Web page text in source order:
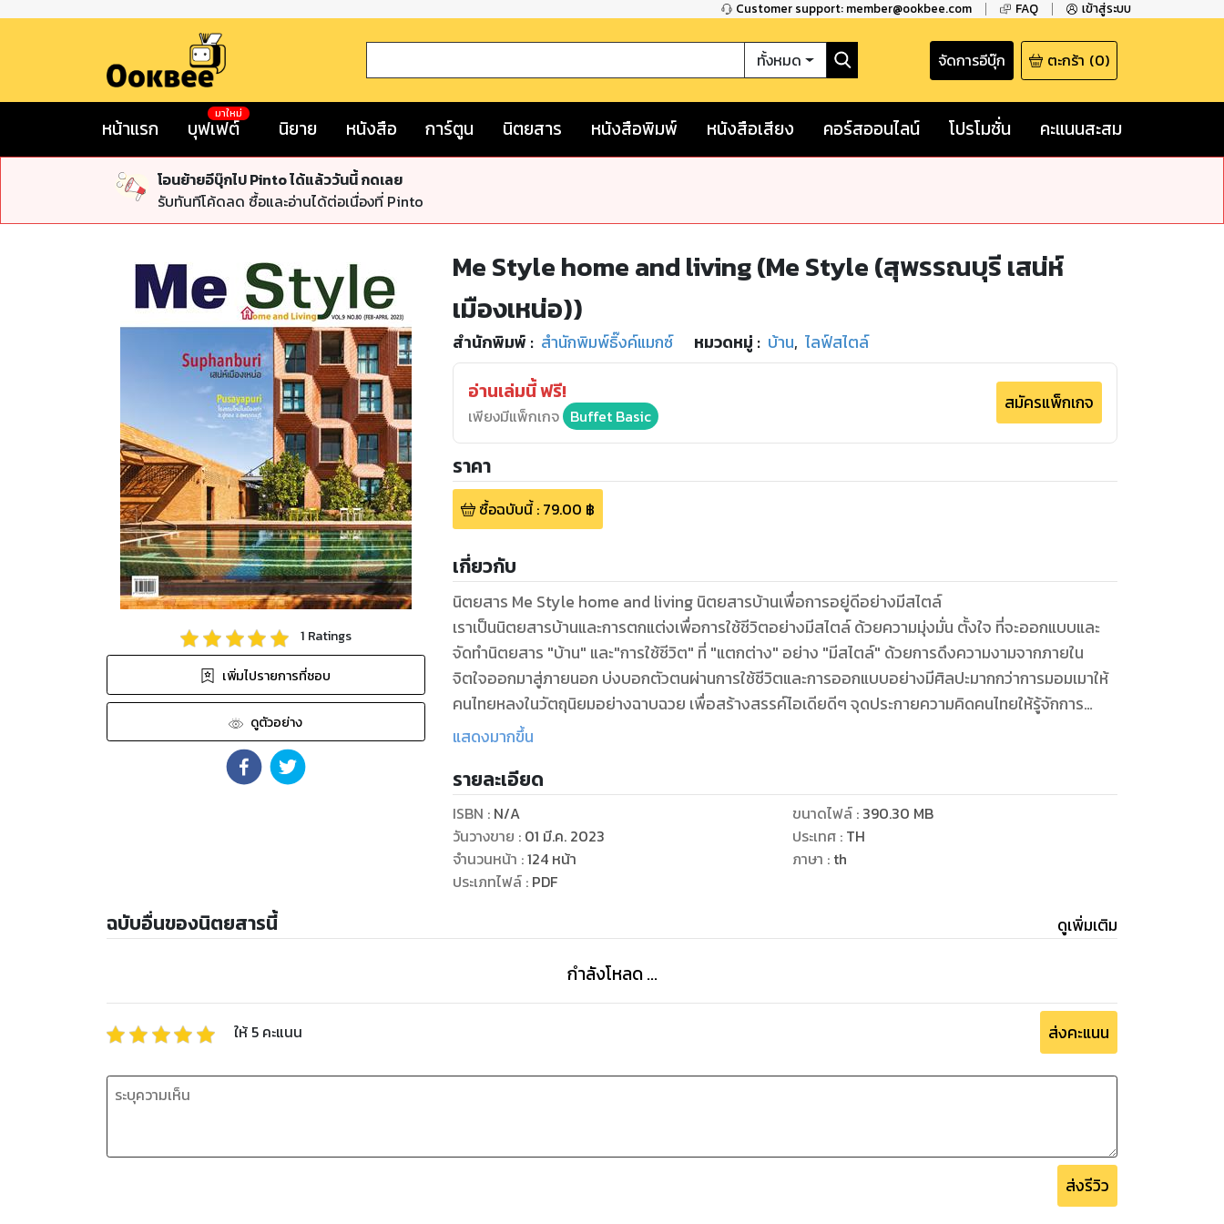
Customer support: member@ookbee.com FAQ เข้าสู่ระบบ
ทั้งหมด จัดการอีบุ๊ก ตะกร้า (0)
หน้าแรก บุฟเฟต์
มาใหม่
นิยาย หนังสือ การ์ตูน นิตยสาร หนังสือพิมพ์ หนังสือเสียง คอร์สออนไลน์ โปรโมชั่น คะแนนสะสม
โอนย้ายอีบุ๊กไป Pinto ได้แล้ววันนี้ กดเลย
รับทันทีโค้ดลด ซื้อและอ่านได้ต่อเนื่องที่ Pinto
1 Ratings
เพิ่มไปรายการที่ชอบ
ดูตัวอย่าง
Me Style home and living (Me Style (สุพรรณบุรี เสน่ห์
เมืองเหน่อ))
สำนักพิมพ์ : สำนักพิมพ์ธิ๊งค์แมกซ์ หมวดหมู่ : บ้าน, ไลฟ์สไตล์
อ่านเล่มนี้ ฟรี!
เพียงมีแพ็กเกจ Buffet Basic
สมัครแพ็กเกจ
ราคา
ซื้อฉบับนี้: 79.00 ฿
เกี่ยวกับ
นิตยสาร Me Style home and living นิตยสารบ้านเพื่อการอยู่ดีอย่างมีสไตล์
เราเป็นนิตยสารบ้านและการตกแต่งเพื่อการใช้ชีวิตอย่างมีสไตล์ ด้วยความมุ่งมั่น ตั้งใจ ที่จะออกแบบและ
จัดทำนิตยสาร "บ้าน" และ"การใช้ชีวิต" ที่ "แตกต่าง" อย่าง "มีสไตล์" ด้วยการดึงความงามจากภายใน
จิตใจออกมาสู่ภายนอก บ่งบอกตัวตนผ่านการใช้ชีวิตและการออกแบบอย่างมีศิลปะมากกว่าการมอมเมาให้
คนไทยหลงในวัตถุนิยมอย่างฉาบฉวย เพื่อสร้างสรรค์ไอเดียดีๆ จุดประกายความคิดคนไทยให้รู้จักการ
ออกแบบชีวิต ออกแบบบ้านอย่างมีสไตล์ และเราเป็นนิตยสารคนไทยรายแรกรายเดียวที่กล้าใส่ใจ ตอบ
ควรได้เข้าถึงเพื่อคุณภาพชีวิตที่ดีอย่าง "มีสไตล์"
แสดงมากขึ้น
รายละเอียด
ISBN : N/A
วันวางขาย : 01 มี.ค. 2023
จำนวนหน้า :124 หน้า
ประเภทไฟล์: PDF
ขนาดไฟล์: 390.30 MB
ประเทศ : TH
ภาษา : th
ฉบับอื่นของนิตยสารนี้ ดูเพิ่มเติม
กำลังโหลด ...
ให้ 5 คะแนน ส่งคะแนน
ส่งรีวิว